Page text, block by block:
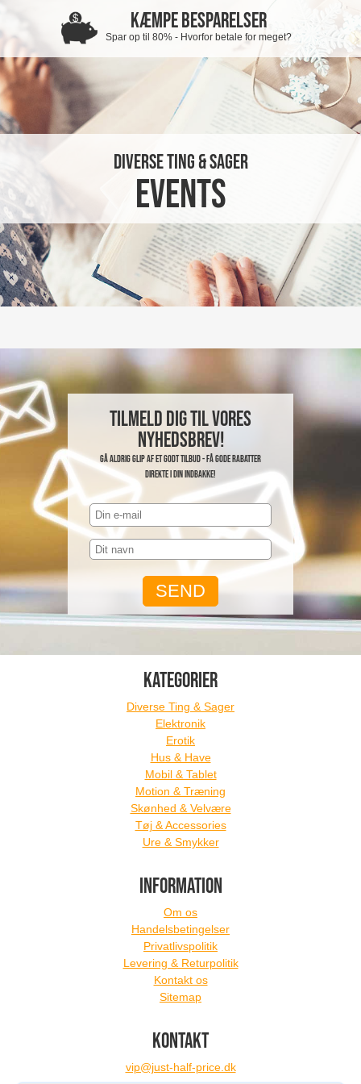
KÆMPE BESPARELSER
Spar op til 80% - Hvorfor betale for meget?
Diverse Ting & Sager
Events
Tilmeld dig til vores
nyhedsbrev!
Gå aldrig glip af et godt tilbud - få gode rabatter
direkte i din indbakke!
KATEGORIER
Diverse Ting & Sager
Elektronik
Erotik
Hus & Have
Mobil & Tablet
Motion & Træning
Skønhed & Velvære
Tøj & Accessories
Ure & Smykker
INFORMATION
Om os
Handelsbetingelser
Privatlivspolitik
Levering & Returpolitik
Kontakt os
Sitemap
KONTAKT
vip@just-half-price.dk